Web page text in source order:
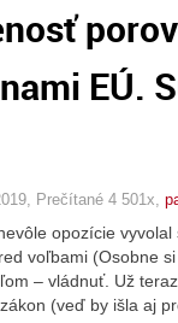
EÚ.
Prečítané 4 501x,
opozície
voľbami (Osobne
– vládnuť. Už
(veď by išla aj